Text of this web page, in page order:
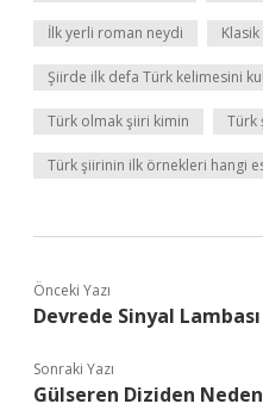
İlk yerli roman neydi
Şiirde ilk defa Türk kelimesini
Türk olmak şiiri kimin Türk
Türk şiirinin ilk örnekleri hangi
Önceki Yazı
Devrede Sinyal
Sonraki Yazı
Gülseren Diziden Neden